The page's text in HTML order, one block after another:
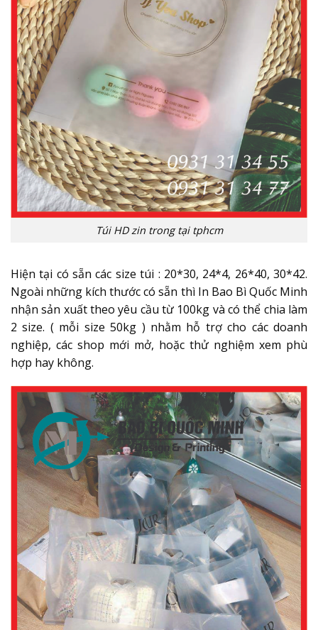
Túi HD zin trong tại tphcm
Hiện tại có sẵn các size túi : 20*30, 24*4, 26*40, 30*42.
Ngoài những kích thước có sẵn thì In Bao Bì Quốc Minh
nhận sản xuất theo yêu cầu từ 100kg và có thể chia làm
2 size. ( mỗi size 50kg ) nhằm hỗ trợ cho các doanh
nghiệp, các shop mới mở, hoặc thử nghiệm xem phù
hợp hay không.